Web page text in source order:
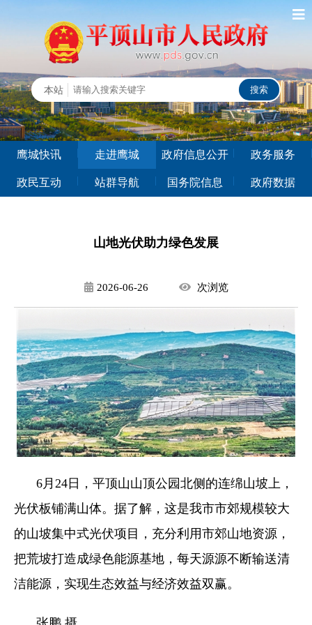
鹰城快讯 走进鹰城 政府信息公开 政务服务
政民互动 站群导航 国务院信息 政府数据
山地光伏助力绿色发展
2026-06-26 次浏览
6月24日，平顶山山顶公园北侧的连绵山坡上，
光伏板铺满山体。据了解，这是我市市郊规模较大
的山坡集中式光伏项目，充分利用市郊山地资源，
把荒坡打造成绿色能源基地，每天源源不断输送清
洁能源，实现生态效益与经济效益双赢。